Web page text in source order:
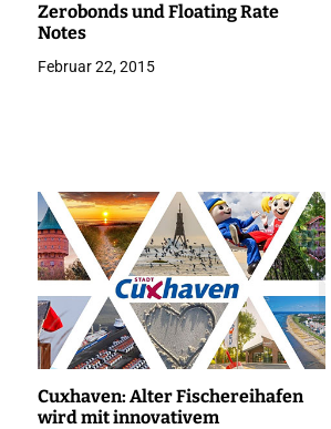
Zerobonds und Floating Rate
Notes
Februar 22, 2015
Cuxhaven: Alter Fischereihafen
wird mit innovativem